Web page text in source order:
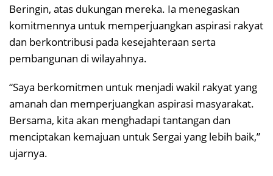
Beringin, atas dukungan mereka. Ia menegaskan
komitmennya untuk memperjuangkan aspirasi rakyat
dan berkontribusi pada kesejahteraan serta
pembangunan di wilayahnya.
“Saya berkomitmen untuk menjadi wakil rakyat yang
amanah dan memperjuangkan aspirasi masyarakat.
Bersama, kita akan menghadapi tantangan dan
menciptakan kemajuan untuk Sergai yang lebih baik,”
ujarnya.